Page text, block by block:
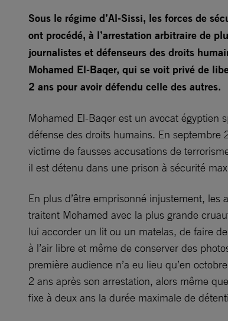
Sous le régime d’Al-Sissi, les forces de
ont procédé, à l’arrestation arbitraire de
journalistes et défenseurs des droits
Mohamed El-Baqer, qui se voit privé de
2 ans pour avoir défendu celle des autres.
Mohamed El-Baqer est un avocat égyptien
défense des droits humains. En septembre
victime de fausses accusations de
il est détenu dans une prison à sécurité
En plus d’être emprisonné injustement, les
traitent Mohamed avec la plus grande
lui accorder un lit ou un matelas, de faire
à l’air libre et même de conserver des
première audience n’a eu lieu qu’en
2 ans après son arrestation, alors même
fixe à deux ans la durée maximale de